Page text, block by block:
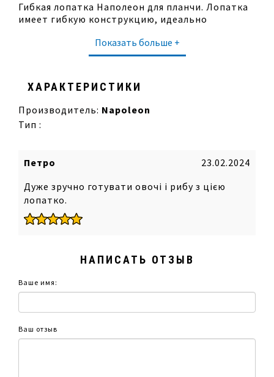
Гибкая лопатка Наполеон для планчи. Лопатка
имеет гибкую конструкцию, идеально
Обязательный аксессуар для всех
пользователей сковородок и планчей.
материал: нержавеющая сталь, пластик
длина: около 37 см
объем поставки
Показать больше +
ХАРАКТЕРИСТИКИ
Производитель: Napoleon
Тип :
Петро
23.02.2024
Дуже зручно готувати овочі і рибу з цією
лопатко.
НАПИСАТЬ ОТЗЫВ
Ваше имя:
Ваш отзыв